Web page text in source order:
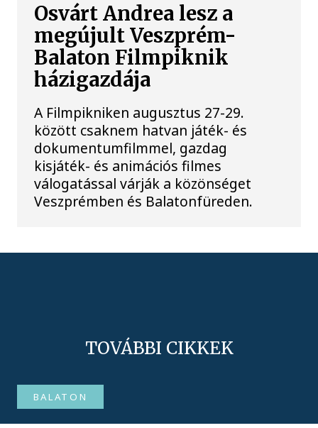
Osvárt Andrea lesz a
megújult Veszprém-
Balaton Filmpiknik
házigazdája
A Filmpikniken augusztus 27-29.
között csaknem hatvan játék- és
dokumentumfilmmel, gazdag
kisjáték- és animációs filmes
válogatással várják a közönséget
Veszprémben és Balatonfüreden.
TOVÁBBI CIKKEK
BALATON